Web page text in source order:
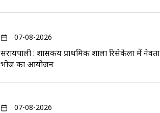
07-08-2026
सरायपाली : शासकीय प्राथमिक शाला रिसेकेला में नेवता
भोज का आयोजन
07-08-2026